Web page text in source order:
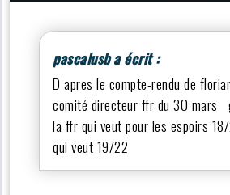
pascalusb a écrit :
D apres le compte-rendu de
comité directeur ffr du 30 mars
la ffr qui veut pour les espoirs
qui veut 19/22